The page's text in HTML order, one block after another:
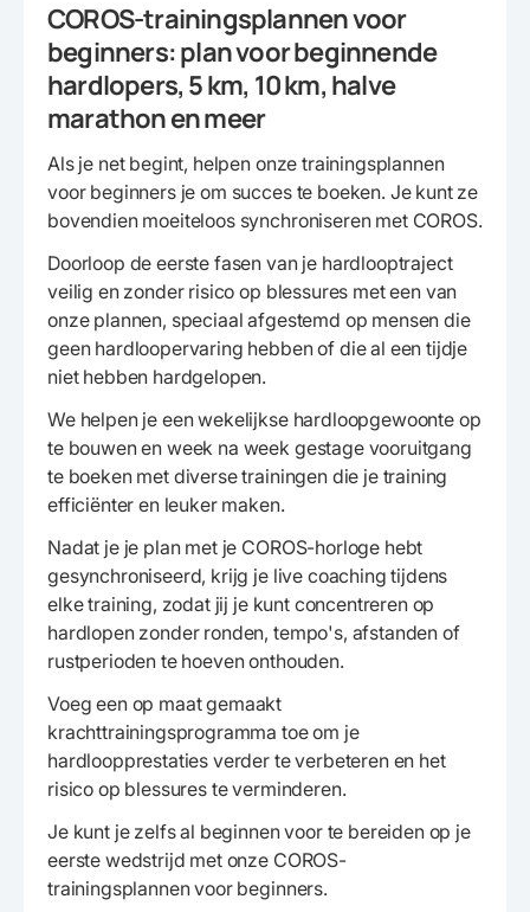
COROS-trainingsplannen voor
beginners: plan voor beginnende
hardlopers, 5 km, 10 km, halve
marathon en meer
Als je net begint, helpen onze trainingsplannen
voor beginners je om succes te boeken. Je kunt ze
bovendien moeiteloos synchroniseren met COROS.
Doorloop de eerste fasen van je hardlooptraject
veilig en zonder risico op blessures met een van
onze plannen, speciaal afgestemd op mensen die
geen hardloopervaring hebben of die al een tijdje
niet hebben hardgelopen.
We helpen je een wekelijkse hardloopgewoonte op
te bouwen en week na week gestage vooruitgang
te boeken met diverse trainingen die je training
efficiënter en leuker maken.
Nadat je je plan met je COROS-horloge hebt
gesynchroniseerd, krijg je live coaching tijdens
elke training, zodat jij je kunt concentreren op
hardlopen zonder ronden, tempo's, afstanden of
rustperioden te hoeven onthouden.
Voeg een op maat gemaakt
krachttrainingsprogramma toe om je
hardloopprestaties verder te verbeteren en het
risico op blessures te verminderen.
Je kunt je zelfs al beginnen voor te bereiden op je
eerste wedstrijd met onze COROS-
trainingsplannen voor beginners.